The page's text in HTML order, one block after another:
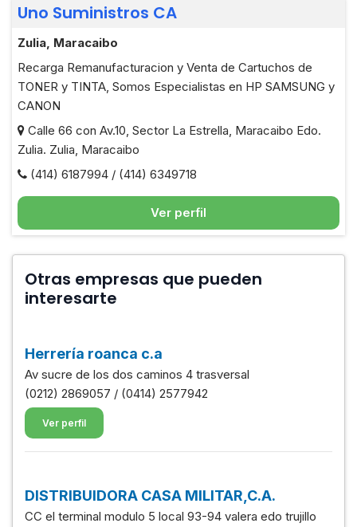
Uno Suministros CA
Zulia, Maracaibo
Recarga Remanufacturacion y Venta de Cartuchos de
TONER y TINTA, Somos Especialistas en HP SAMSUNG y
CANON
Calle 66 con Av.10, Sector La Estrella, Maracaibo Edo.
Zulia. Zulia, Maracaibo
(414) 6187994 / (414) 6349718
Ver perfil
Otras empresas que pueden
interesarte
Herrería roanca c.a
Av sucre de los dos caminos 4 trasversal
(0212) 2869057 / (0414) 2577942
Ver perfil
DISTRIBUIDORA CASA MILITAR,C.A.
CC el terminal modulo 5 local 93-94 valera edo trujillo